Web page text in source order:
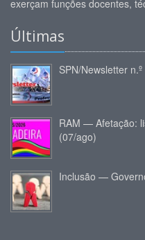
exerçam funções docentes,
Últimas
SPN/Newsletter
RAM — Afetação:
(07/ago)
Inclusão —